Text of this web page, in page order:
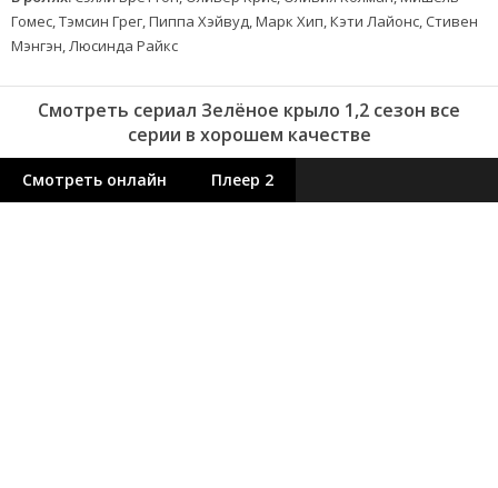
Гомес, Тэмсин Грег, Пиппа Хэйвуд, Марк Хип, Кэти Лайонс, Стивен
Мэнгэн, Люсинда Райкс
Смотреть сериал Зелёное крыло 1,2 сезон все
серии в хорошем качестве
Смотреть онлайн Плеер 2